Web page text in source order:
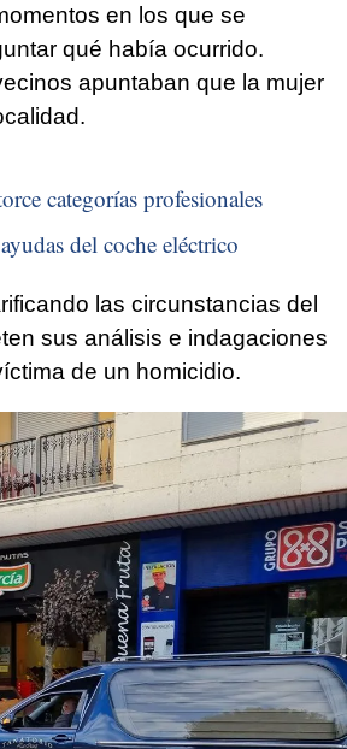
en los que se
qué había ocurrido.
apuntaban que la mujer
categorías profesionales
del coche eléctrico
las circunstancias del
sus análisis e indagaciones
de un homicidio.